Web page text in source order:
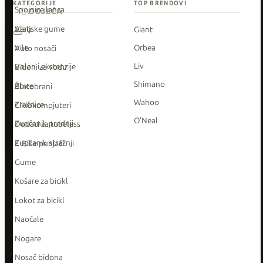
Spojnice lanca
Vanjske gume
Vile
Volan i ekstenzije
Žbice
Zračnice
Zupčanik prednji
Zupčanik stražnji
KATEGORIJE
Alati
Auto nosači
Bidoni za vodu
Blatobrani
Ciklokompjuteri
Dodaci za tubeless
E-Bike punjači
Gume
Košare za bicikl
Lokot za bicikl
Naočale
Nogare
Nosač bidona
TOP BRENDOVI
Giant
Orbea
Liv
Shimano
Wahoo
O'Neal
ODJEĆA